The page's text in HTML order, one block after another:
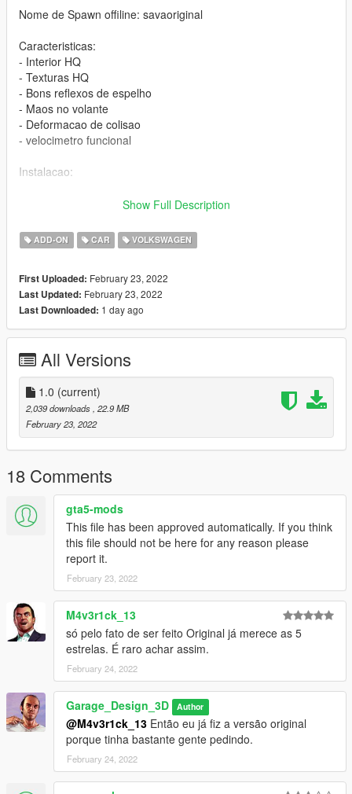
Nome de Spawn offiline: savaoriginal
Caracteristicas:
- Interior HQ
- Texturas HQ
- Bons reflexos de espelho
- Maos no volante
- Deformacao de colisao
- velocimetro funcional
Instalacao:
Apenas coloque a pasta savaoriginal nesse local usando o
openIV:
Local:
GTA V >> mods >> update >> x64 >> dlcpacks
-----------------------------------------------------------
Adicione essa linha dlcpacks:/savaoriginal/ no arquivo
dlclist.xml
Local do dlclist.xml:
GTA V >> mods >> update >> update.rpf >> common >> data
Creditos do carro:
Lord3d e igor3d
--------------------------------------------------------------------------------
Creditos das pecas:
Volante surf: GB3D e RT3D
Bolsas de ar: LM SUSPENSOES LFG
Disco de freio: KLV3D
Pinca do freio: DFZ
Bancos recaro: Zenite 3D
Show Full Description
ADD-ON CAR VOLKSWAGEN
First Uploaded: February 23, 2022
Last Updated: February 23, 2022
Last Downloaded: 1 day ago
All Versions
1.0 (current)
2,039 downloads, 22.9 MB
February 23, 2022
18 Comments
gta5-mods
This file has been approved automatically. If you think
this file should not be here for any reason please
report it.
February 23, 2022
M4v3r1ck_13
só pelo fato de ser feito Original já merece as 5
estrelas. É raro achar assim.
February 24, 2022
Garage_Design_3D Author
@M4v3r1ck_13 Então eu já fiz a versão original
porque tinha bastante gente pedindo.
February 24, 2022